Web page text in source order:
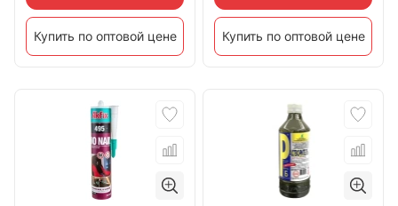
Купить по оптовой цене Купить по оптовой цене